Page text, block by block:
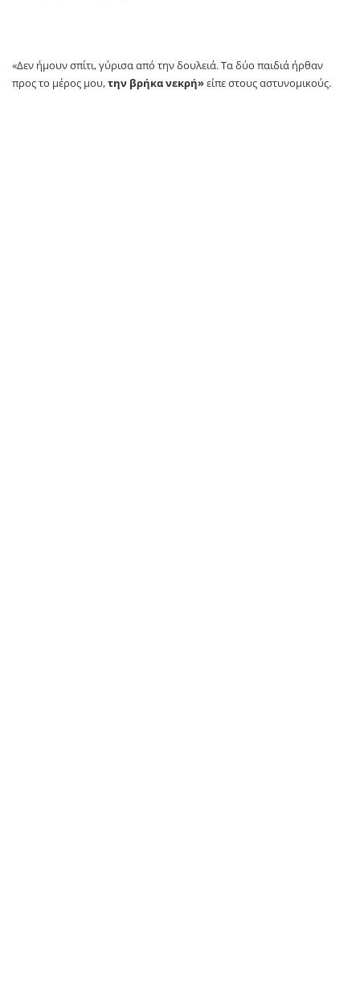
«Δεν ήμουν σπίτι, γύρισα από την δουλειά. Τα δύο παιδιά ήρθαν
προς το μέρος μου,την βρήκα νεκρή»είπε στους αστυνομικούς.